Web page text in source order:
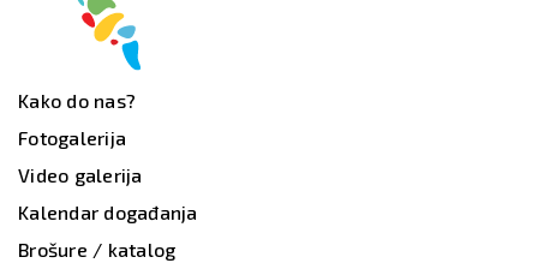
Kako do nas?
Fotogalerija
Video galerija
Kalendar događanja
Brošure / katalog